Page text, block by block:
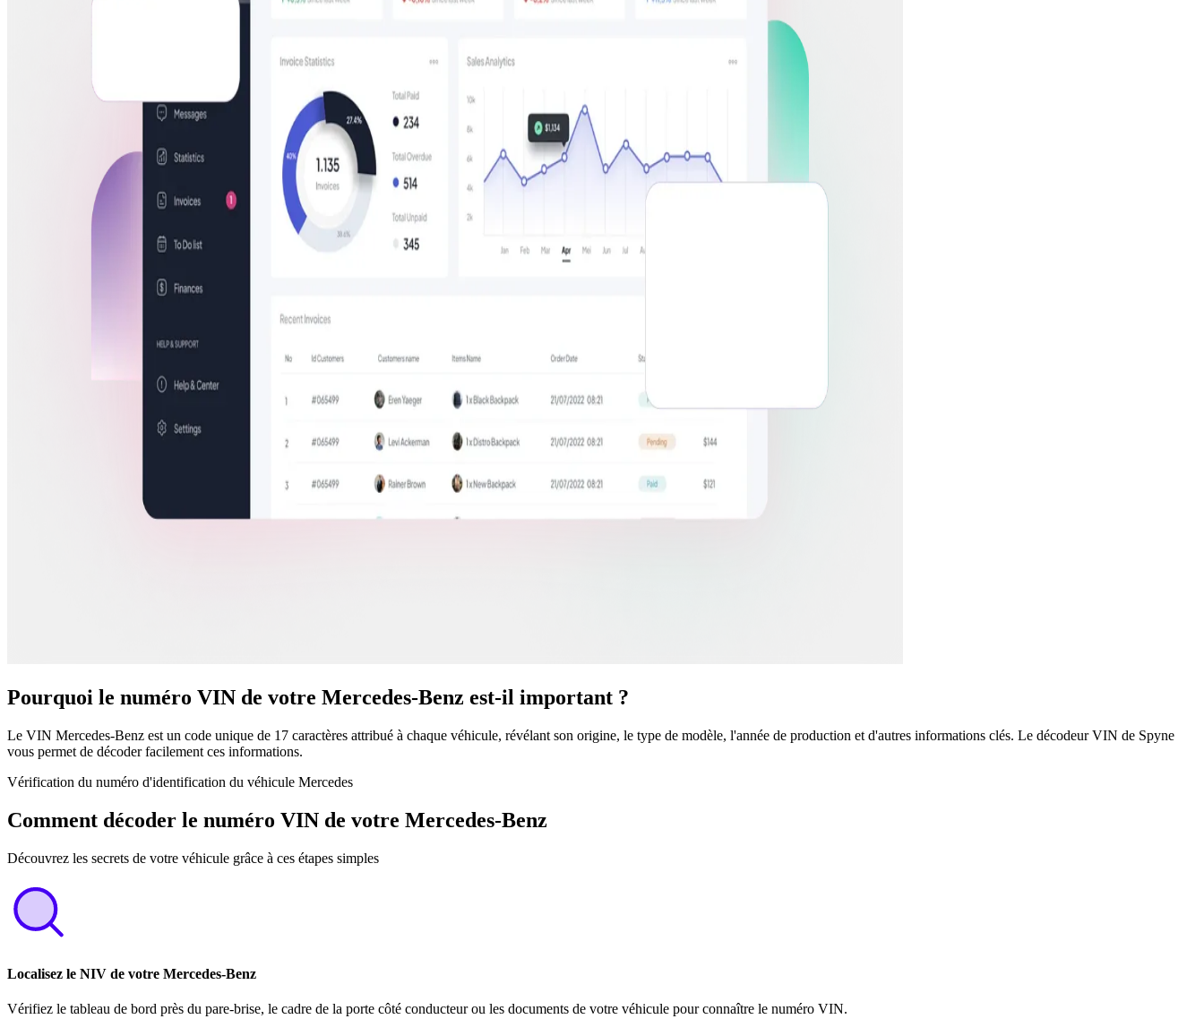
Pourquoi le numéro VIN de votre Mercedes-Benz est-il important ?
Le VIN Mercedes-Benz est un code unique de 17 caractères attribué à chaque véhicule, révélant son origine, le type de modèle, l'année de production et d'autres informations clés. Le décodeur VIN de Spyne
vous permet de décoder facilement ces informations.
Vérification du numéro d'identification du véhicule Mercedes
Comment décoder le numéro VIN de votre Mercedes-Benz
Découvrez les secrets de votre véhicule grâce à ces étapes simples
Localisez le NIV de votre Mercedes-Benz
Vérifiez le tableau de bord près du pare-brise, le cadre de la porte côté conducteur ou les documents de votre véhicule pour connaître le numéro VIN.